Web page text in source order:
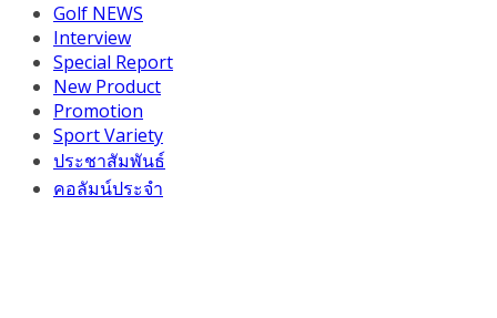
Golf NEWS
Interview
Special Report
New Product
Promotion
Sport Variety
ประชาสัมพันธ์
คอลัมน์ประจำ